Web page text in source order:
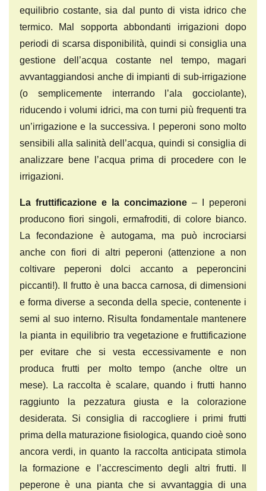
equilibrio costante, sia dal punto di vista idrico che
termico. Mal sopporta abbondanti irrigazioni dopo
periodi di scarsa disponibilità, quindi si consiglia una
gestione dell’acqua costante nel tempo, magari
avvantaggiandosi anche di impianti di sub-irrigazione
(o semplicemente interrando l’ala gocciolante),
riducendo i volumi idrici, ma con turni più frequenti tra
un’irrigazione e la successiva. I peperoni sono molto
sensibili alla salinità dell’acqua, quindi si consiglia di
analizzare bene l’acqua prima di procedere con le
irrigazioni.
La fruttificazione e la concimazione – I peperoni
producono fiori singoli, ermafroditi, di colore bianco.
La fecondazione è autogama, ma può incrociarsi
anche con fiori di altri peperoni (attenzione a non
coltivare peperoni dolci accanto a peperoncini
piccanti!). Il frutto è una bacca carnosa, di dimensioni
e forma diverse a seconda della specie, contenente i
semi al suo interno. Risulta fondamentale mantenere
la pianta in equilibrio tra vegetazione e fruttificazione
per evitare che si vesta eccessivamente e non
produca frutti per molto tempo (anche oltre un
mese). La raccolta è scalare, quando i frutti hanno
raggiunto la pezzatura giusta e la colorazione
desiderata. Si consiglia di raccogliere i primi frutti
prima della maturazione fisiologica, quando cioè sono
ancora verdi, in quanto la raccolta anticipata stimola
la formazione e l’accrescimento degli altri frutti. Il
peperone è una pianta che si avvantaggia di una